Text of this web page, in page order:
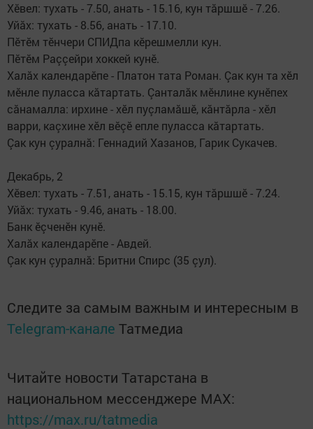
Хӗвел: тухать - 7.50, анать - 15.16, кун тăршшӗ - 7.26.
Уйăх: тухать - 8.56, анать - 17.10.
Пӗтӗм тӗнчери СПИДпа кӗрешмелли кун.
Пӗтӗм Раççейри хоккей кунӗ.
Халăх календарӗпе - Пла­тон тата Роман. Çак кун та хӗл
мӗнле пуласса кăтартать. Çанталăк мӗнлине кунӗпех
сăнамалла: ирхине - хӗл пуç­ламăшӗ, кăнтăрла - хӗл
варри, каçхине хӗл вӗçӗ епле пуласса кăтартать.
Çак кун çуралнă: Геннадий Хазанов, Гарик Сукачев.
Декабрь, 2
Хӗвел: тухать - 7.51, анать - 15.15, кун тăршшӗ - 7.24.
Уйăх: тухать - 9.46, анать - 18.00.
Банк ӗçченӗн кунӗ.
Халăх календарӗпе - Ав­дей.
Çак кун çуралнă: Бритни Спирс (35 çул).
Следите за самым важным и интересным в
Telegram-канале Татмедиа
Читайте новости Татарстана в
национальном мессенджере MАХ:
https://max.ru/tatmedia